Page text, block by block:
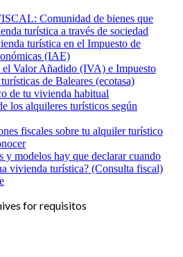
Comunidad de bienes que
turística a través de sociedad
turística en el Impuesto de
(IAE)
el Valor Añadido (IVA) e Impuesto
de Baleares (ecotasa)
de tu vivienda habitual
los alquileres turísticos según
fiscales sobre tu alquiler turístico
y modelos hay que declarar cuando
vivienda turística? (Consulta fiscal)
for requisitos